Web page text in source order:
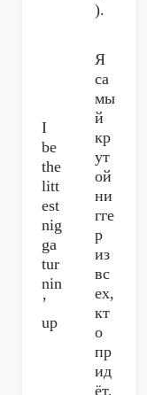
).
I
be
the
litt
est
nig
ga
tur
nin
’
up
Я
са
мы
й
кр
ут
ой
ни
гге
р
из
вс
ех,
кт
о
пр
ид
ёт,